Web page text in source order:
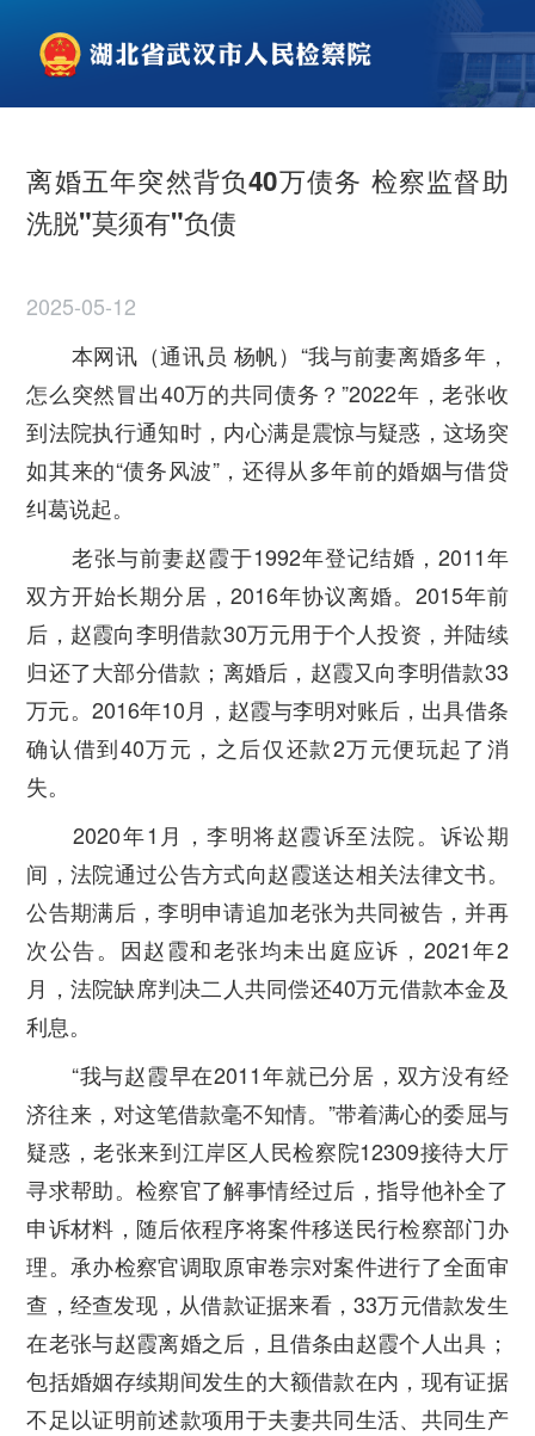
离婚五年突然背负40万债务 检察监督助
洗脱"莫须有"负债
2025-05-12
本网讯（通讯员 杨帆）“我与前妻离婚多年，
怎么突然冒出40万的共同债务？”2022年，老张收
到法院执行通知时，内心满是震惊与疑惑，这场突
如其来的“债务风波”，还得从多年前的婚姻与借贷
纠葛说起。
老张与前妻赵霞于1992年登记结婚，2011年
双方开始长期分居，2016年协议离婚。2015年前
后，赵霞向李明借款30万元用于个人投资，并陆续
归还了大部分借款；离婚后，赵霞又向李明借款33
万元。2016年10月，赵霞与李明对账后，出具借条
确认借到40万元，之后仅还款2万元便玩起了消
失。
2020年1月，李明将赵霞诉至法院。诉讼期
间，法院通过公告方式向赵霞送达相关法律文书。
公告期满后，李明申请追加老张为共同被告，并再
次公告。因赵霞和老张均未出庭应诉，2021年2
月，法院缺席判决二人共同偿还40万元借款本金及
利息。
“我与赵霞早在2011年就已分居，双方没有经
济往来，对这笔借款毫不知情。”带着满心的委屈与
疑惑，老张来到江岸区人民检察院12309接待大厅
寻求帮助。检察官了解事情经过后，指导他补全了
申诉材料，随后依程序将案件移送民行检察部门办
理。承办检察官调取原审卷宗对案件进行了全面审
查，经查发现，从借款证据来看，33万元借款发生
在老张与赵霞离婚之后，且借条由赵霞个人出具；
包括婚姻存续期间发生的大额借款在内，现有证据
不足以证明前述款项用于夫妻共同生活、共同生产